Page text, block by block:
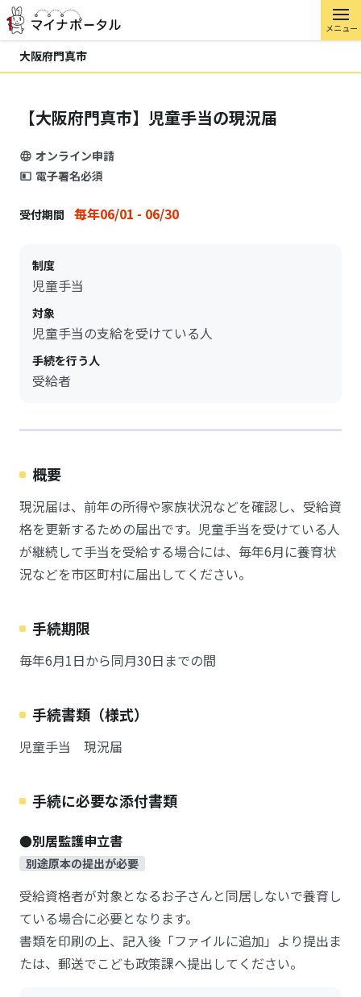
メニュー
大阪府門真市
【大阪府門真市】児童手当の現況届
オンライン申請
電子署名必須
受付期間 毎年06/01 - 06/30
制度
児童手当
対象
児童手当の支給を受けている人
手続を行う人
受給者
概要
現況届は、前年の所得や家族状況などを確認し、受給資
格を更新するための届出です。児童手当を受けている人
が継続して手当を受給する場合には、毎年6月に養育状
況などを市区町村に届出してください。
手続期限
毎年6月1日から同月30日までの間
手続書類（様式）
児童手当 現況届
手続に必要な添付書類
●別居監護申立書
別途原本の提出が必要
受給資格者が対象となるお子さんと同居しないで養育し
ている場合に必要となります。
書類を印刷の上、記入後「ファイルに追加」より提出ま
たは、郵送でこども政策課へ提出してください。